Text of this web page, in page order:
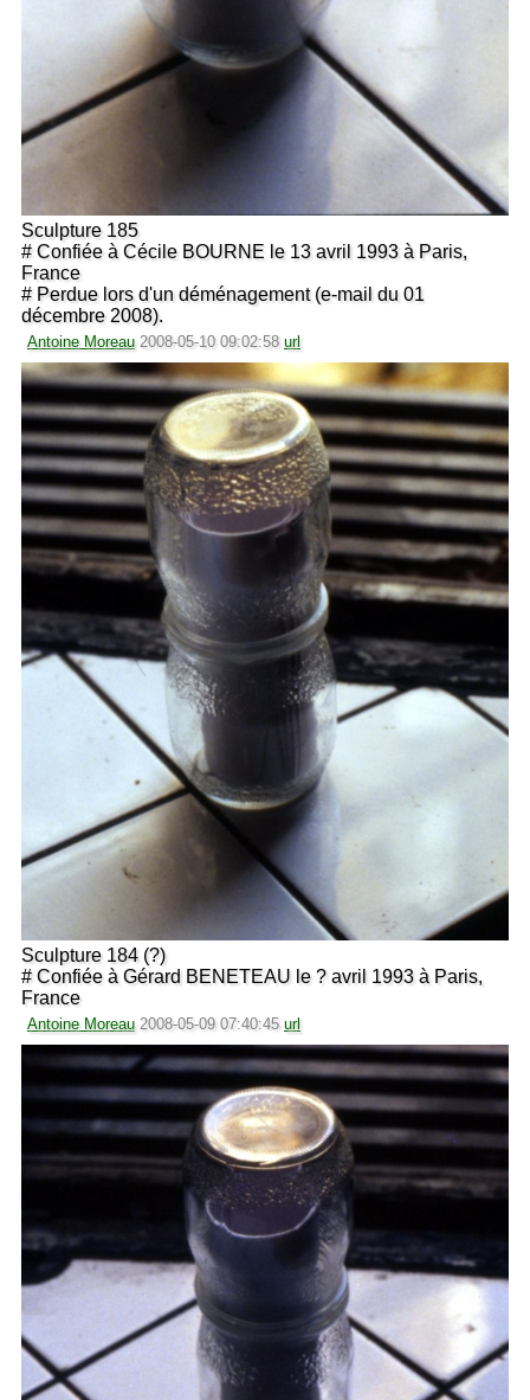
Sculpture 185
# Confiée à Cécile BOURNE le 13 avril 1993 à Paris,
France
# Perdue lors d'un déménagement (e-mail du 01
décembre 2008).
Antoine Moreau 2008-05-10 09:02:58 url
Sculpture 184 (?)
# Confiée à Gérard BENETEAU le ? avril 1993 à Paris,
France
Antoine Moreau 2008-05-09 07:40:45 url